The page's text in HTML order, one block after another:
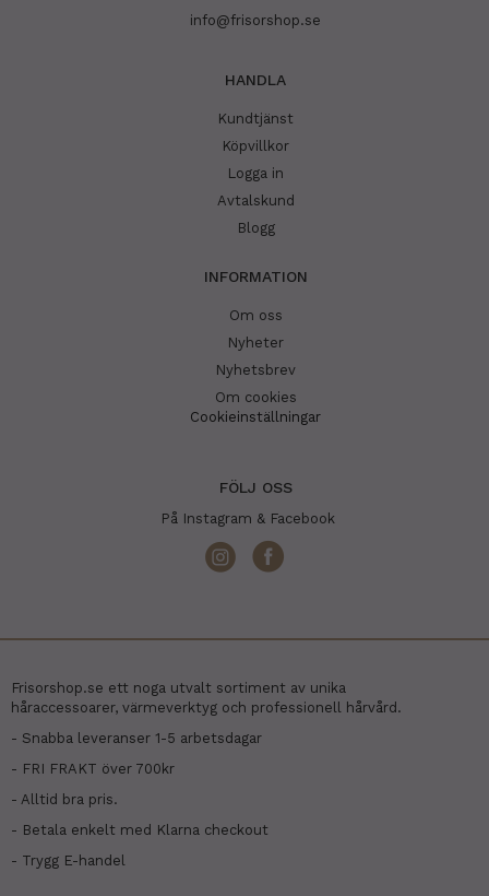
info@frisorshop.se
HANDLA
Kundtjänst
Köpvillkor
Logga in
Avtalskund
Blogg
INFORMATION
Om oss
Nyheter
Nyhetsbrev
Om cookies
Cookieinställningar
FÖLJ OSS
På Instagram & Facebook
Frisorshop.se ett noga utvalt sortiment av unika
håraccessoarer, värmeverktyg och professionell hårvård.
- Snabba leveranser 1-5 arbetsdagar
- FRI FRAKT över 700kr
- Alltid bra pris.
- Betala enkelt med Klarna checkout
- Trygg E-handel